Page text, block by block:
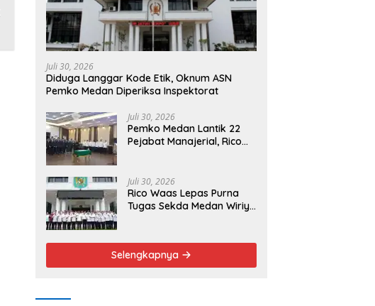
Juli 30, 2026
Diduga Langgar Kode Etik, Oknum ASN
Pemko Medan Diperiksa Inspektorat
Juli 30, 2026
Pemko Medan Lantik 22
Pejabat Manajerial, Rico
Transparan
Juli 30, 2026
Rico Waas Lepas Purna
Tugas Sekda Medan Wiriya
Berakhir
Selengkapnya